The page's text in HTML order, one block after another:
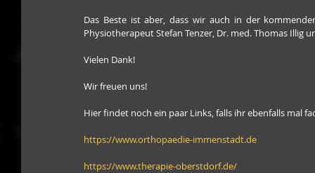
Das Beste ist aber, dass wir auch in der
Physiotherapeut Stefan Tenzer, Dr. med. Thomas Illig
Vielen Dank!
Wir freuen uns!
Hier findet noch ein paar Links, falls ihr ebenfalls mal
https://www.orthopaedie-immenstadt.de
https://www.therapie-oberstdorf.de/